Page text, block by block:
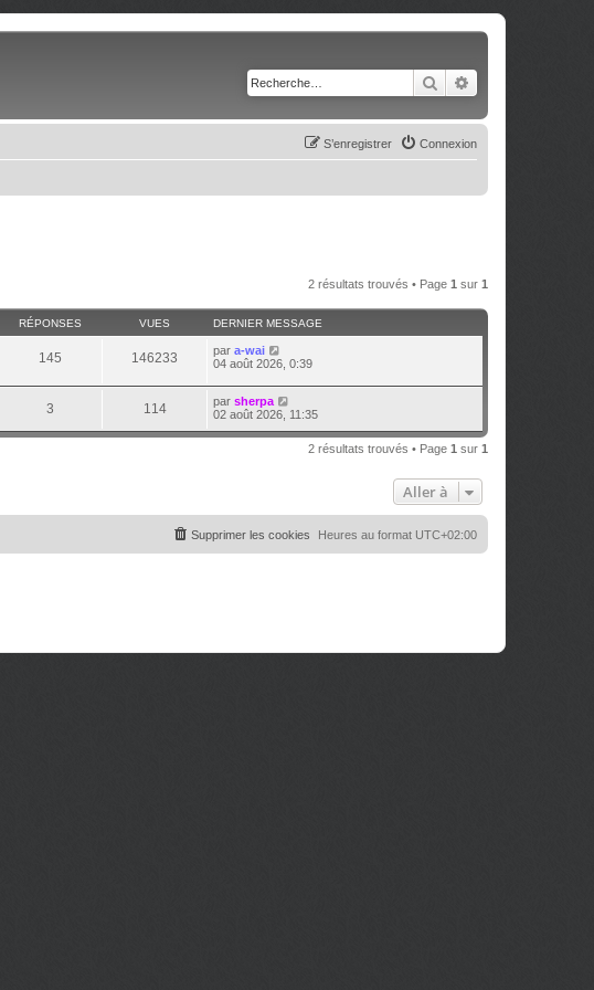
Rechercher
Connexion
S’enregistrer
2 résultats trouvés • Page 1 sur 1
RÉPONSES VUES DERNIER MESSAGE
145 146233 par a-wai
04 août 2026, 0:39
3 114 par sherpa
02 août 2026, 11:35
2 résultats trouvés • Page 1 sur 1
Aller à
Heures au format UTC+02:00
Supprimer les cookies